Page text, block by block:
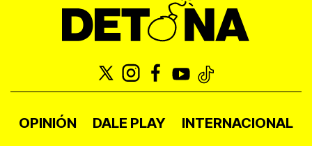
OPINIÓN DALE PLAY
INTERNACIONAL